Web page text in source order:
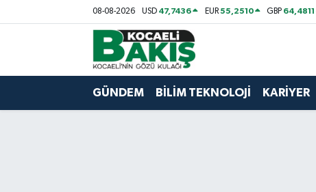
08-08-2026 USD 47,7436 EUR55,2510 GBP 64,4811
GÜNDEM BİLİM TEKNOLOJİ KARİYER
Kocaeli Nöbetçi Eczaneler
Kocaeli Hava Durumu